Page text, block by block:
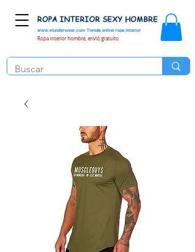
www.elunderwear.com Tienda online ropa interior
ROPA INTERIOR SEXY HOMBRE
Ropa interior hombre, envió gratuito